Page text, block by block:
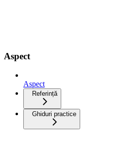
Aspect
Aspect
Referință
Ghiduri practice